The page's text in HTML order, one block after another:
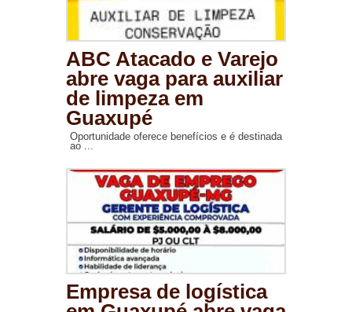
ABC Atacado e Varejo
abre vaga para auxiliar
de limpeza em
Guaxupé
Oportunidade oferece benefícios e é destinada
ao ...
Empresa de logística